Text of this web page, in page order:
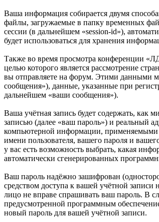
Ваша информация собирается двумя
файлы, загружаемые в папку временных
сессии (в дальнейшем «session-id»),
будет использоваться для хранения
Также во время просмотра конференции
целью которого является рассмотрение
вы отправляете на форум. Этими данными
сообщения»), данные, указанные при
дальнейшем «ваши сообщения»).
Ваша учётная запись будет содержать,
записью (далее «ваш пароль») и реальный
компьютерной информации, применяемыми
имени пользователя, вашего пароля и
у вас есть возможность выбрать, какая
автоматически сгенерированных
Ваш пароль надёжно зашифрован
средством доступа к вашей учётной
лицо не вправе спрашивать ваш пароль. В
предусмотренной программным
новый пароль для вашей учётной записи.